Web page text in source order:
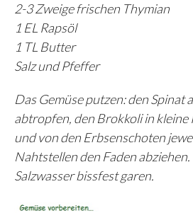
2-3 Zweige frischen Thymian
1 EL Rapsöl
1 TL Butter
Salz und Pfeffer
Das Gemüse putzen: den Spinat
abtropfen, den Brokkoli in kleine
und von den Erbsenschoten
Nahtstellen den Faden
Salzwasser bissfest garen.